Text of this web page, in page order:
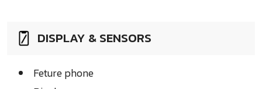
DISPLAY & SENSORS
Feture phone